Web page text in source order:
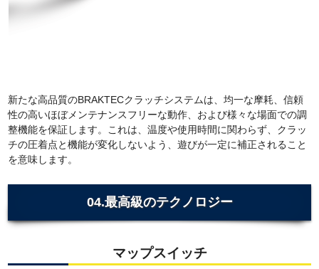
新たな高品質のBRAKTECクラッチシステムは、均一な摩耗、信頼
性の高いほぼメンテナンスフリーな動作、および様々な場面での調
整機能を保証します。これは、温度や使用時間に関わらず、クラッ
チの圧着点と機能が変化しないよう、遊びが一定に補正されること
を意味します。
04.最高級のテクノロジー
マップスイッチ